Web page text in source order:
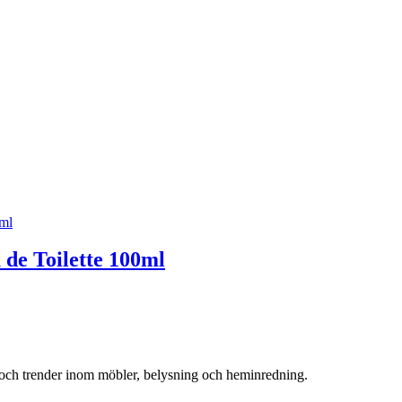
Toilette 100ml
trender inom möbler, belysning och heminredning.